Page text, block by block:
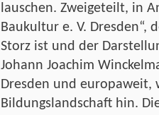
lauschen. Zweigeteilt, in
Baukultur e. V. Dresden“,
Storz ist und der
Johann Joachim
Dresden und europaweit,
Bildungslandschaft hin.